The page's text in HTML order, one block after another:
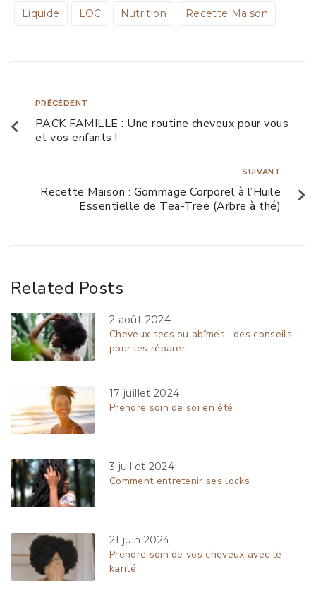
Liquide LOC Nutrition Recette Maison
PRÉCÉDENT
PACK FAMILLE : Une routine cheveux pour vous
et vos enfants !
SUIVANT
Recette Maison : Gommage Corporel à l’Huile
Essentielle de Tea-Tree (Arbre à thé)
Related Posts
2 août 2024
Cheveux secs ou abîmés : des conseils
pour les réparer
17 juillet 2024
Prendre soin de soi en été
3 juillet 2024
Comment entretenir ses locks
21 juin 2024
Prendre soin de vos cheveux avec le
karité